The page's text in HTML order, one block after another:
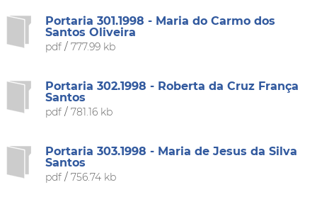
Portaria 301.1998 - Maria do Carmo dos
Santos Oliveira
pdf/ 777.99 kb
Portaria 302.1998 - Roberta da Cruz França
Santos
pdf/ 781.16 kb
Portaria 303.1998 - Maria de Jesus da Silva
Santos
pdf/ 756.74 kb